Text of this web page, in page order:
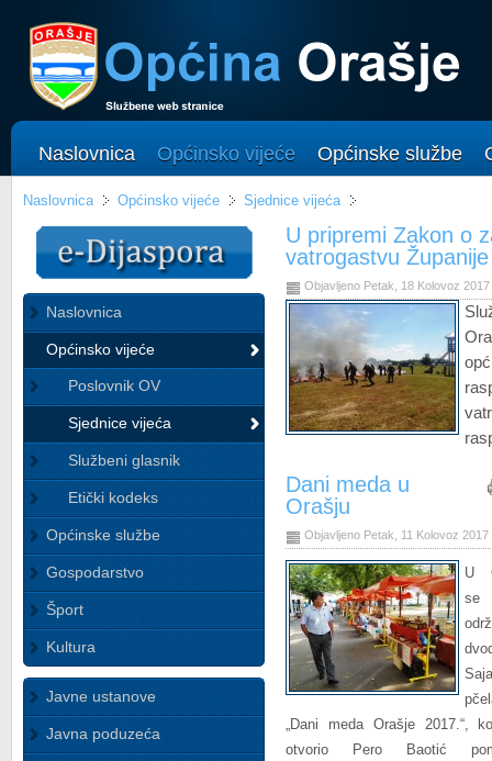
Naslovnica Općinsko vijeće Općinske službe
Naslovnica Općinsko vijeće Sjednice vijeća
Naslovnica
Općinsko vijeće
Poslovnik OV
Sjednice vijeća
Službeni glasnik
Etički kodeks
Općinske službe
Gospodarstvo
Šport
Kultura
Javne ustanove
Javna poduzeća
U pripremi Zakon o
vatrogastvu
Objavljeno Petak, 18 Kolovoz 2017
Dani meda u
Orašju
Objavljeno Petak, 11 Kolovoz 2017
U
se
„Dani meda Orašje 2017.“,
otvorio Pero Baotić